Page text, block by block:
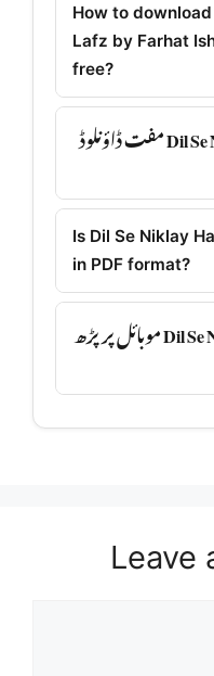
How to
Lafz by Farhat
free?
Dil Se Niklay Hain Jo Lafz PDF مفت ڈاؤنلوڈ
Is Dil Se Niklay
in PDF format?
کیا میں Dil Se Niklay Hain Jo Lafz موبائل پر پڑھ
Leave